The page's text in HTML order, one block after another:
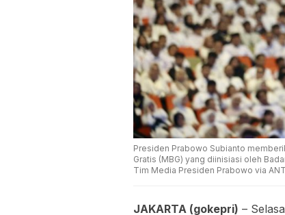
Presiden Prabowo Subianto
Gratis (MBG) yang diinisiasi oleh
Tim Media Presiden Prabowo via
JAKARTA (gokepri) –